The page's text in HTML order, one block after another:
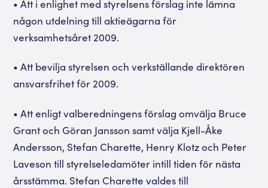
• Att i enlighet med styrelsens förslag inte lämna
någon utdelning till aktieägarna för
verksamhetsåret 2009.
• Att bevilja styrelsen och verkställande direktören
ansvarsfrihet för 2009.
• Att enligt valberedningens förslag omvälja Bruce
Grant och Göran Jansson samt välja Kjell-Åke
Andersson, Stefan Charette, Henry Klotz och Peter
Laveson till styrelseledamöter intill tiden för nästa
årsstämma. Stefan Charette valdes till